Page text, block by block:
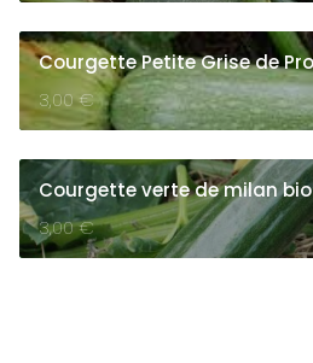
Courgette Petite Grise de
3,00€
Courgette verte de milan bio
3,00€